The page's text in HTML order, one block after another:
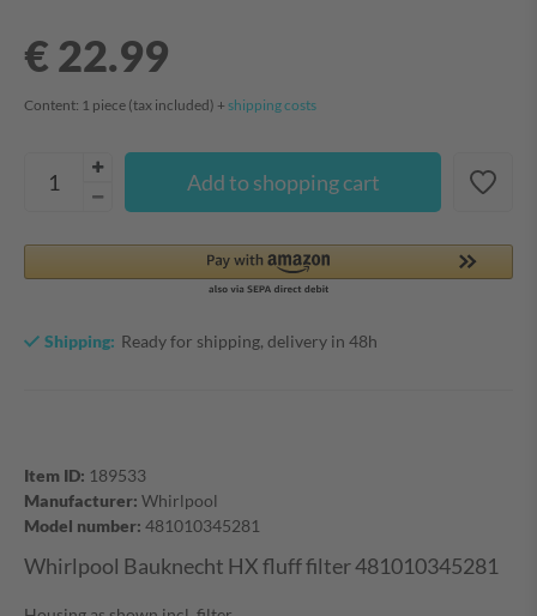
Item ID: 189533
Manufacturer: Whirlpool
Model number: 481010345281
€ 22.99
Content: 1 piece (tax included) + shipping costs
Add to shopping cart
Shipping: Ready for shipping, delivery in 48h
Whirlpool Bauknecht HX fluff filter 481010345281